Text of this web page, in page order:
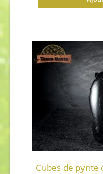
Cubes de pyrite